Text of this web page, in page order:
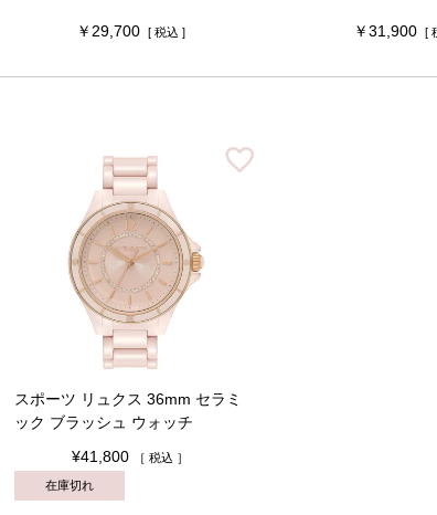
29,700 31,900
スポーツ リュクス 36mm セラミ
ック ブラッシュ ウォッチ
¥41,800 税込
在庫切れ